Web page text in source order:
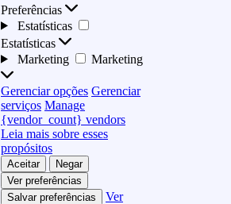
Preferências
Estatísticas
Estatísticas
Marketing
Marketing
Gerenciar opções Gerenciar
serviços Manage
{vendor_count} vendors
Leia mais sobre esses
propósitos
Aceitar
Negar
Ver preferências
Salvar preferências
Ver